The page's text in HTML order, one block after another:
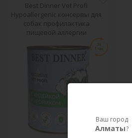
Best Dinner Vet Profi
Hypoallergenic консервы для
собак профилактика
пищевой аллергии
Ваш город
Алматы?